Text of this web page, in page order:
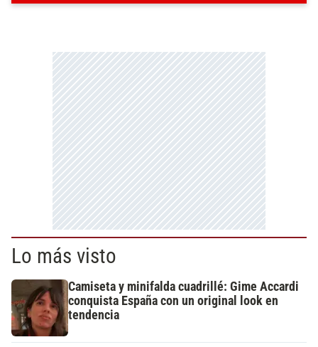
Lo más visto
Camiseta y minifalda cuadrillé: Gime Accardi
conquista España con un original look en
tendencia